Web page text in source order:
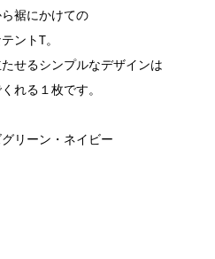
裾にかけての
ントT。
せるシンプルなデザインは
れる１枚です。
リーン・ネイビー